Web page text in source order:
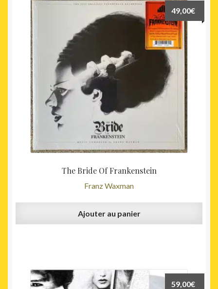
The Bride Of Frankenstein
Franz Waxman
49,00€
Ajouter au panier
59,00€